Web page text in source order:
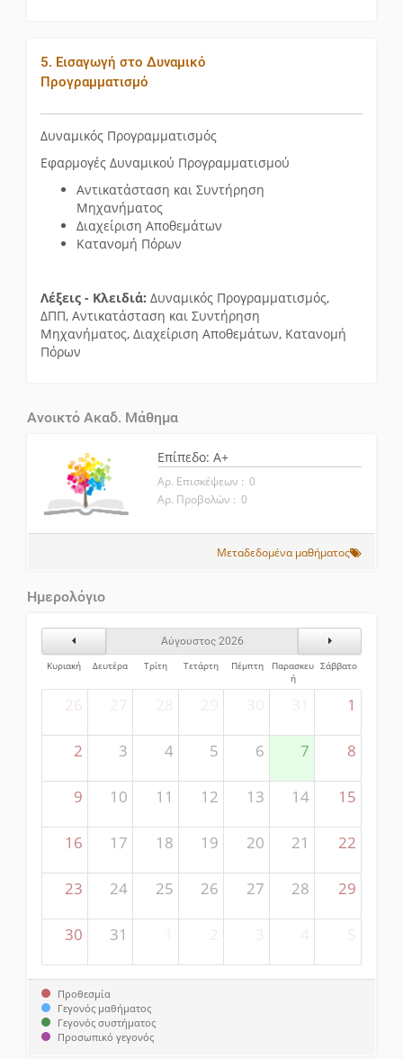
5. Εισαγωγή στο Δυναμικό
Προγραμματισμό
Δυναμικός Προγραμματισμός
Εφαρμογές Δυναμικού Προγραμματισμού
Αντικατάσταση και Συντήρηση
Μηχανήματος
Διαχείριση Αποθεμάτων
Κατανομή Πόρων
Λέξεις - Κλειδιά: Δυναμικός Προγραμματισμός,
ΔΠΠ, Αντικατάσταση και Συντήρηση
Μηχανήματος, Διαχείριση Αποθεμάτων, Κατανομή
Πόρων
Ανοικτό Ακαδ. Μάθημα
Επίπεδο: A+
Αρ. Επισκέψεων : 0
Αρ. Προβολών : 0
Μεταδεδομένα μαθήματος
Ημερολόγιο
Προηγούμενος ΜήναςΑύγουστος 2026
Επόμενος
Κυριακή
Δευτέρα Τρίτη Τετάρτη Πέμπτη
Παρασκευ
ή
Σάββατο
26 1
2 3 4 5 6 7 8
9 10 11 12 13 14 15
16 17 18 19 20 21 22
23 24 25 26 27 28 29
30 31 5
Προθεσμία
Γεγονός μαθήματος
Γεγονός συστήματος
Προσωπικό γεγονός